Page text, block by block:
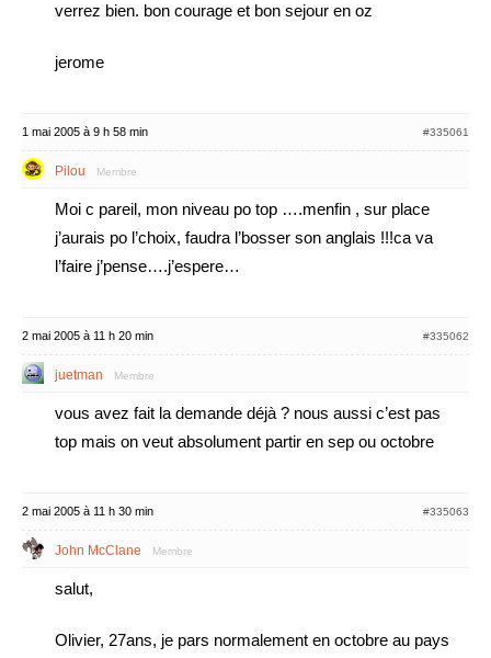
verrez bien. bon courage et bon sejour en oz
jerome
1 mai 2005 à 9 h 58 min #335061
Pilou Membre
Moi c pareil, mon niveau po top ….menfin , sur place
j’aurais po l’choix, faudra l’bosser son anglais !!!ca va
l’faire j’pense….j’espere…
2 mai 2005 à 11 h 20 min #335062
juetman Membre
vous avez fait la demande déjà ? nous aussi c’est pas
top mais on veut absolument partir en sep ou octobre
2 mai 2005 à 11 h 30 min #335063
John McClane Membre
salut,
Olivier, 27ans, je pars normalement en octobre au pays